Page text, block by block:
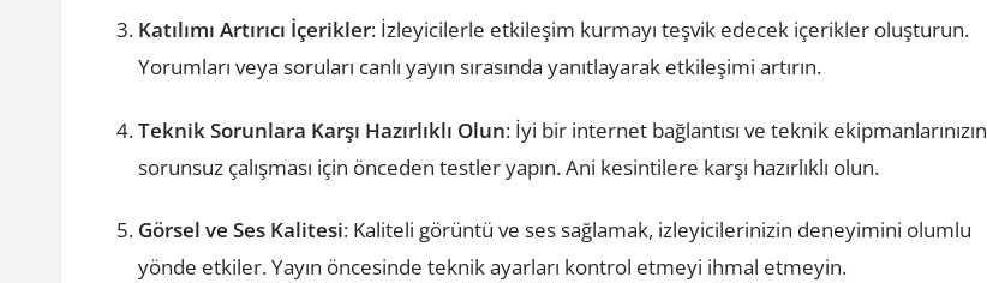
Katılımı Artırıcı İçerikler: İzleyicilerle etkileşim kurmayı teşvik edecek içerikler oluşturun.
Yorumları veya soruları canlı yayın sırasında yanıtlayarak etkileşimi artırın.
Teknik Sorunlara Karşı Hazırlıklı Olun: İyi bir internet bağlantısı ve teknik ekipmanlarınızın
sorunsuz çalışması için önceden testler yapın. Ani kesintilere karşı hazırlıklı olun.
Görsel ve Ses Kalitesi: Kaliteli görüntü ve ses sağlamak, izleyicilerinizin deneyimini olumlu
yönde etkiler. Yayın öncesinde teknik ayarları kontrol etmeyi ihmal etmeyin.